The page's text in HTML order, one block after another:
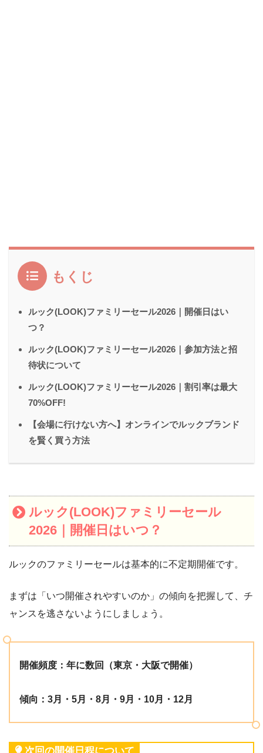
もくじ
ルック(LOOK)ファミリーセール2026｜開催日はい
つ？
ルック(LOOK)ファミリーセール2026｜参加方法と招
待状について
ルック(LOOK)ファミリーセール2026｜割引率は最大
70%OFF!
【会場に行けない方へ】オンラインでルックブランド
を賢く買う方法
ルック(LOOK)ファミリーセール
2026｜開催日はいつ？
ルックのファミリーセールは基本的に不定期開催です。
まずは「いつ開催されやすいのか」の傾向を把握して、チ
ャンスを逃さないようにしましょう。
開催頻度：年に数回（東京・大阪で開催）
傾向：3月・5月・8月・9月・10月・12月